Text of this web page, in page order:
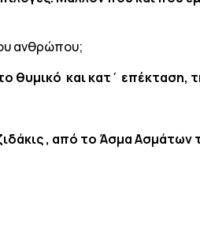
ανθρώπου;
θυμικό και κατ΄ επέκταση,
, από το Άσμα